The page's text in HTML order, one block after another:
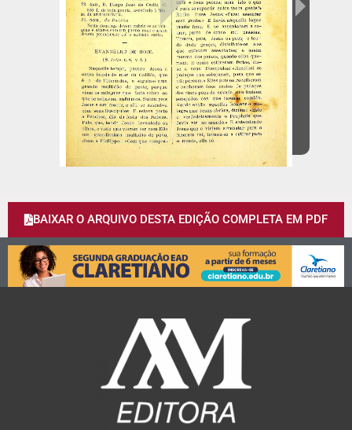
BAIXAR O ARQUIVO DESTA EDIÇÃO COMPLETA EM PDF